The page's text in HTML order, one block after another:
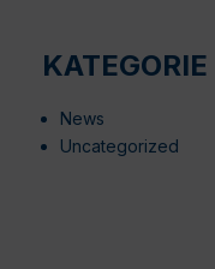
KATEGORIE
News
Uncategorized